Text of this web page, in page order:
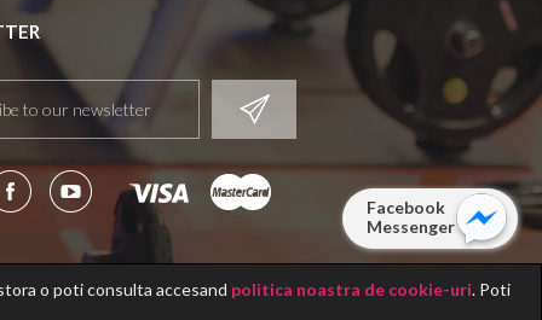
curs este autorizat de Ministerul
și Ministerul Muncii din
garantând un standard ridicat
și o calificare profesională
vei obține:
oficială emisă de Ministerul
profesională Fitness
School
de participate din partea
acestui program, obții o
unei școli cu tradiție în educația
Fitness Scandinavia. Toate drepturile rezervate.
o poti consulta accesand politica noastra de cookie-uri. Poti
Facebook
Messenger